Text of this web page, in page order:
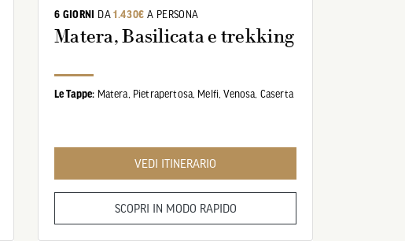
6 GIORNI DA1.430€ A PERSONA
Matera, Basilicata e trekking
Le Tappe: Matera, Pietrapertosa, Melfi, Venosa, Caserta
VEDI ITINERARIO
SCOPRI IN MODO RAPIDO